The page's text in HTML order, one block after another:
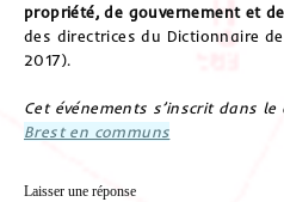
propriété, de gouvernement et
des directrices du Dictionnaire
2017).
Cet événements s’inscrit dans le
Brest en communs
Laisser une réponse